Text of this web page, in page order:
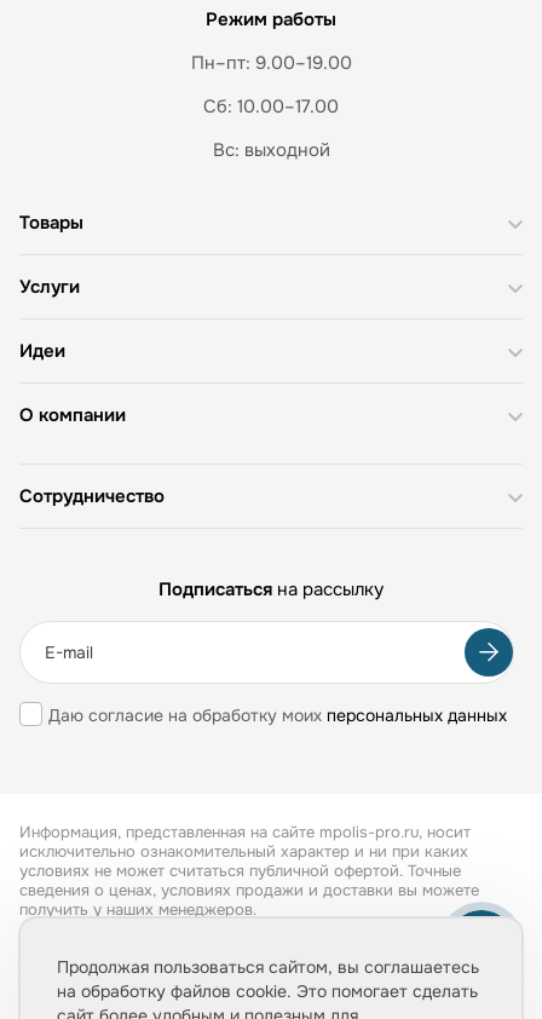
Режим работы
Пн–пт: 9.00–19.00
Сб: 10.00–17.00
Вс: выходной
О компании
Товары
Услуги
Идеи
Сотрудничество
Подписаться на рассылку
Даю согласие на обработку моих персональных данных
Информация, представленная на сайте mpolis-pro.ru, носит
исключительно ознакомительный характер и ни при каких
условиях не может считаться публичной офертой. Точные
сведения о ценах, условиях продажи и доставки вы можете
получить у наших менеджеров.
Обработка персональных данных
Продолжая пользоваться сайтом, вы соглашаетесь
на обработку файлов cookie. Это помогает сделать